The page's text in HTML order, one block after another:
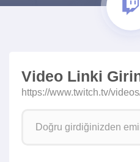
Video Linki
https://www.twitch.tv/